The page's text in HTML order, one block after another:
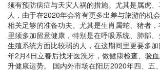
须有预防病症与天灾人祸的措施。尤其是属虎
人，由于在2020年会将有更多出差与旅游的机
相关足够的准备功夫。尤其是生肖属蛇、猪者
里须多加留意健康，特别是在呼吸系统、肺部、
生殖系统方面比较弱的人，在这期间里更要多
年2月4日立春后找牙医洗牙，做健康检查、验
升健康运势。 国内外市场在阳历2020年四、五